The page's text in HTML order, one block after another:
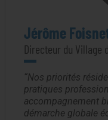
Jérôme
Directeur du Village
Nos priorités
pratiques
accompagnement
démarche globale